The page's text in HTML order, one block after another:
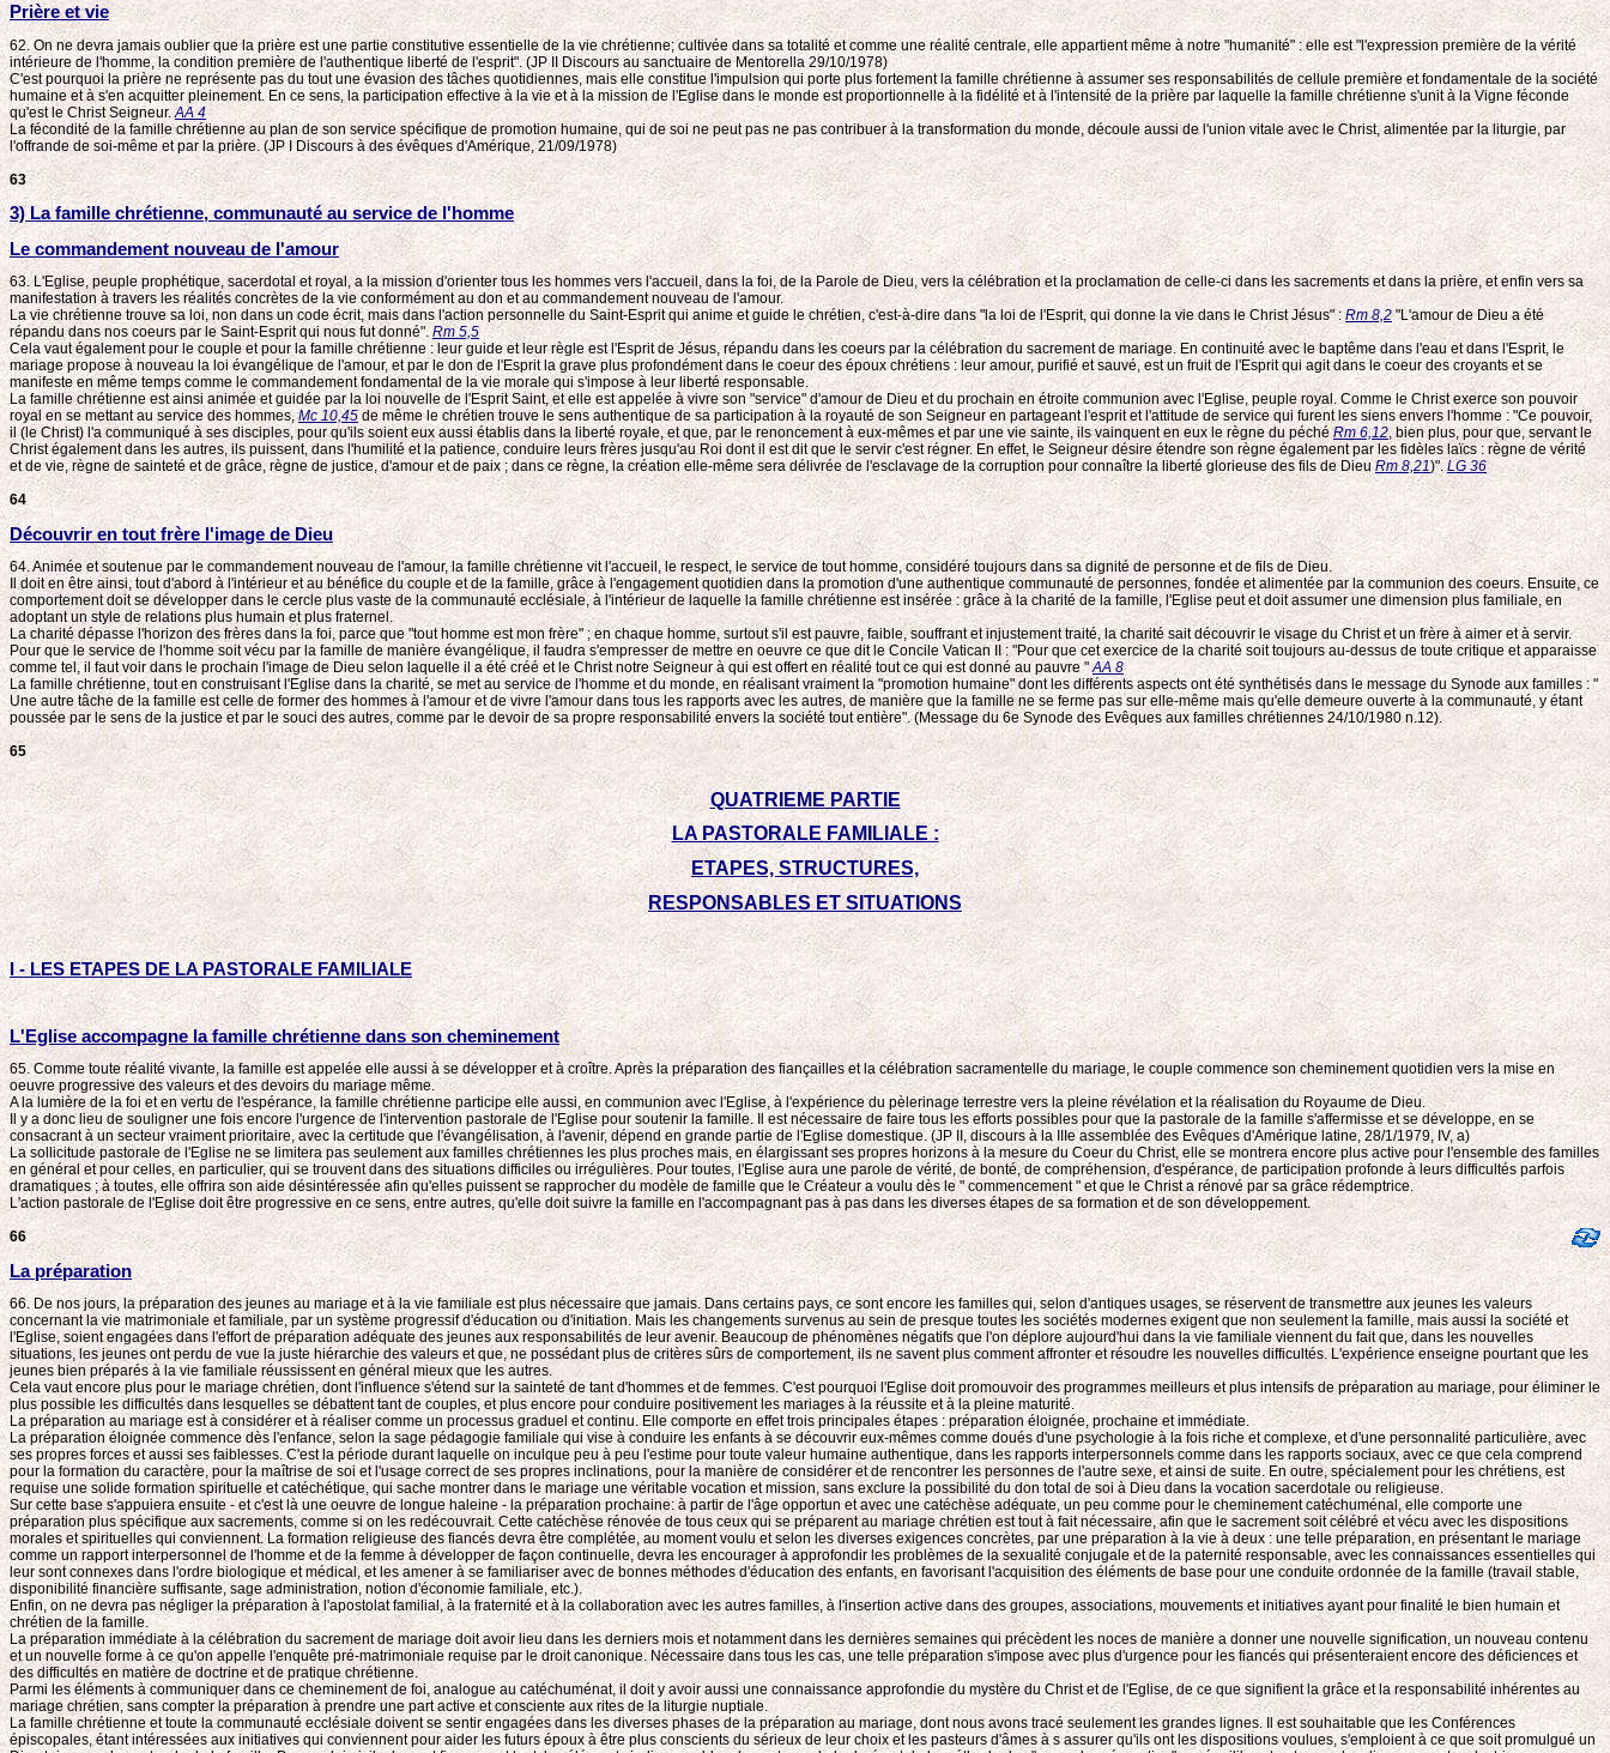
Prière et vie
62. On ne devra jamais oublier que la prière est une partie constitutive essentielle de la vie chrétienne; cultivée dans sa totalité et comme une réalité centrale, elle appartient même à notre "humanité" : elle est "l'expression première de la vérité
intérieure de l'homme, la condition première de l'authentique liberté de l'esprit". (JP II Discours au sanctuaire de Mentorella 29/10/1978)
C'est pourquoi la prière ne représente pas du tout une évasion des tâches quotidiennes, mais elle constitue l'impulsion qui porte plus fortement la famille chrétienne à assumer ses responsabilités de cellule première et fondamentale de la société
humaine et à s'en acquitter pleinement. En ce sens, la participation effective à la vie et à la mission de l'Eglise dans le monde est proportionnelle à la fidélité et à l'intensité de la prière par laquelle la famille chrétienne s'unit à la Vigne féconde
qu'est le Christ Seigneur. AA 4
La fécondité de la famille chrétienne au plan de son service spécifique de promotion humaine, qui de soi ne peut pas ne pas contribuer à la transformation du monde, découle aussi de l'union vitale avec le Christ, alimentée par la liturgie, par
l'offrande de soi-même et par la prière. (JP I Discours à des évêques d'Amérique, 21/09/1978)
63
3) La famille chrétienne, communauté au service de l'homme
Le commandement nouveau de l'amour
63. L'Eglise, peuple prophétique, sacerdotal et royal, a la mission d'orienter tous les hommes vers l'accueil, dans la foi, de la Parole de Dieu, vers la célébration et la proclamation de celle-ci dans les sacrements et dans la prière, et enfin vers sa
manifestation à travers les réalités concrètes de la vie conformément au don et au commandement nouveau de l'amour.
La vie chrétienne trouve sa loi, non dans un code écrit, mais dans l'action personnelle du Saint-Esprit qui anime et guide le chrétien, c'est-à-dire dans "la loi de l'Esprit, qui donne la vie dans le Christ Jésus" :Rm 8,2"L'amour de Dieu a été
répandu dans nos coeurs par le Saint-Esprit qui nous fut donné". Rm 5,5
Cela vaut également pour le couple et pour la famille chrétienne : leur guide et leur règle est l'Esprit de Jésus, répandu dans les coeurs par la célébration du sacrement de mariage. En continuité avec le baptême dans l'eau et dans l'Esprit, le
mariage propose à nouveau la loi évangélique de l'amour, et par le don de l'Esprit la grave plus profondément dans le coeur des époux chrétiens : leur amour, purifié et sauvé, est un fruit de l'Esprit qui agit dans le coeur des croyants et se
manifeste en même temps comme le commandement fondamental de la vie morale qui s'impose à leur liberté responsable.
La famille chrétienne est ainsi animée et guidée par la loi nouvelle de l'Esprit Saint, et elle est appelée à vivre son "service" d'amour de Dieu et du prochain en étroite communion avec l'Eglise, peuple royal. Comme le Christ exerce son pouvoir
royal en se mettant au service des hommes,Mc 10,45 de même le chrétien trouve le sens authentique de sa participation à la royauté de son Seigneur en partageant l'esprit et l'attitude de service qui furent les siens envers l'homme : "Ce pouvoir,
il (le Christ) l'a communiqué à ses disciples, pour qu'ils soient eux aussi établis dans la liberté royale, et que, par le renoncement à eux-mêmes et par une vie sainte, ils vainquent en eux le règne du péchéRm 6,12, bien plus, pour que, servant le
Christ également dans les autres, ils puissent, dans l'humilité et la patience, conduire leurs frères jusqu'au Roi dont il est dit que le servir c'est régner. En effet, le Seigneur désire étendre son règne également par les fidèles laïcs : règne de vérité
et de vie, règne de sainteté et de grâce, règne de justice, d'amour et de paix ; dans ce règne, la création elle-même sera délivrée de l'esclavage de la corruption pour connaître la liberté glorieuse des fils de DieuRm 8,21)". LG 36
64
Découvrir en tout frère l'image de Dieu
64. Animée et soutenue par le commandement nouveau de l'amour, la famille chrétienne vit l'accueil, le respect, le service de tout homme, considéré toujours dans sa dignité de personne et de fils de Dieu.
Il doit en être ainsi, tout d'abord à l'intérieur et au bénéfice du couple et de la famille, grâce à l'engagement quotidien dans la promotion d'une authentique communauté de personnes, fondée et alimentée par la communion des coeurs. Ensuite, ce
comportement doit se développer dans le cercle plus vaste de la communauté ecclésiale, à l'intérieur de laquelle la famille chrétienne est insérée : grâce à la charité de la famille, l'Eglise peut et doit assumer une dimension plus familiale, en
adoptant un style de relations plus humain et plus fraternel.
La charité dépasse l'horizon des frères dans la foi, parce que "tout homme est mon frère" ; en chaque homme, surtout s'il est pauvre, faible, souffrant et injustement traité, la charité sait découvrir le visage du Christ et un frère à aimer et à servir.
Pour que le service de l'homme soit vécu par la famille de manière évangélique, il faudra s'empresser de mettre en oeuvre ce que dit le Concile Vatican II : "Pour que cet exercice de la charité soit toujours au-dessus de toute critique et apparaisse
comme tel, il faut voir dans le prochain l'image de Dieu selon laquelle il a été créé et le Christ notre Seigneur à qui est offert en réalité tout ce qui est donné au pauvre "AA 8
La famille chrétienne, tout en construisant l'Eglise dans la charité, se met au service de l'homme et du monde, en réalisant vraiment la "promotion humaine" dont les différents aspects ont été synthétisés dans le message du Synode aux familles : "
Une autre tâche de la famille est celle de former des hommes à l'amour et de vivre l'amour dans tous les rapports avec les autres, de manière que la famille ne se ferme pas sur elle-même mais qu'elle demeure ouverte à la communauté, y étant
poussée par le sens de la justice et par le souci des autres, comme par le devoir de sa propre responsabilité envers la société tout entière". (Message du 6e Synode des Evêques aux familles chrétiennes 24/10/1980 n.12).
65
QUATRIEME PARTIE
LA PASTORALE FAMILIALE :
ETAPES, STRUCTURES,
RESPONSABLES ET SITUATIONS
I - LES ETAPES DE LA PASTORALE FAMILIALE
L'Eglise accompagne la famille chrétienne dans son cheminement
65. Comme toute réalité vivante, la famille est appelée elle aussi à se développer et à croître. Après la préparation des fiançailles et la célébration sacramentelle du mariage, le couple commence son cheminement quotidien vers la mise en
oeuvre progressive des valeurs et des devoirs du mariage même.
A la lumière de la foi et en vertu de l'espérance, la famille chrétienne participe elle aussi, en communion avec l'Eglise, à l'expérience du pèlerinage terrestre vers la pleine révélation et la réalisation du Royaume de Dieu.
Il y a donc lieu de souligner une fois encore l'urgence de l'intervention pastorale de l'Eglise pour soutenir la famille. Il est nécessaire de faire tous les efforts possibles pour que la pastorale de la famille s'affermisse et se développe, en se
consacrant à un secteur vraiment prioritaire, avec la certitude que l'évangélisation, à l'avenir, dépend en grande partie de l'Eglise domestique. (JP II, discours à la IIIe assemblée des Evêques d'Amérique latine, 28/1/1979, IV, a)
La sollicitude pastorale de l'Eglise ne se limitera pas seulement aux familles chrétiennes les plus proches mais, en élargissant ses propres horizons à la mesure du Coeur du Christ, elle se montrera encore plus active pour l'ensemble des familles
en général et pour celles, en particulier, qui se trouvent dans des situations difficiles ou irrégulières. Pour toutes, l'Eglise aura une parole de vérité, de bonté, de compréhension, d'espérance, de participation profonde à leurs difficultés parfois
dramatiques ; à toutes, elle offrira son aide désintéressée afin qu'elles puissent se rapprocher du modèle de famille que le Créateur a voulu dès le " commencement " et que le Christ a rénové par sa grâce rédemptrice.
L'action pastorale de l'Eglise doit être progressive en ce sens, entre autres, qu'elle doit suivre la famille en l'accompagnant pas à pas dans les diverses étapes de sa formation et de son développement.
66
La préparation
66. De nos jours, la préparation des jeunes au mariage et à la vie familiale est plus nécessaire que jamais. Dans certains pays, ce sont encore les familles qui, selon d'antiques usages, se réservent de transmettre aux jeunes les valeurs
concernant la vie matrimoniale et familiale, par un système progressif d'éducation ou d'initiation. Mais les changements survenus au sein de presque toutes les sociétés modernes exigent que non seulement la famille, mais aussi la société et
l'Eglise, soient engagées dans l'effort de préparation adéquate des jeunes aux responsabilités de leur avenir. Beaucoup de phénomènes négatifs que l'on déplore aujourd'hui dans la vie familiale viennent du fait que, dans les nouvelles
situations, les jeunes ont perdu de vue la juste hiérarchie des valeurs et que, ne possédant plus de critères sûrs de comportement, ils ne savent plus comment affronter et résoudre les nouvelles difficultés. L'expérience enseigne pourtant que les
jeunes bien préparés à la vie familiale réussissent en général mieux que les autres.
Cela vaut encore plus pour le mariage chrétien, dont l'influence s'étend sur la sainteté de tant d'hommes et de femmes. C'est pourquoi l'Eglise doit promouvoir des programmes meilleurs et plus intensifs de préparation au mariage, pour éliminer le
plus possible les difficultés dans lesquelles se débattent tant de couples, et plus encore pour conduire positivement les mariages à la réussite et à la pleine maturité.
La préparation au mariage est à considérer et à réaliser comme un processus graduel et continu. Elle comporte en effet trois principales étapes : préparation éloignée, prochaine et immédiate.
La préparation éloignée commence dès l'enfance, selon la sage pédagogie familiale qui vise à conduire les enfants à se découvrir eux-mêmes comme doués d'une psychologie à la fois riche et complexe, et d'une personnalité particulière, avec
ses propres forces et aussi ses faiblesses. C'est la période durant laquelle on inculque peu à peu l'estime pour toute valeur humaine authentique, dans les rapports interpersonnels comme dans les rapports sociaux, avec ce que cela comprend
pour la formation du caractère, pour la maîtrise de soi et l'usage correct de ses propres inclinations, pour la manière de considérer et de rencontrer les personnes de l'autre sexe, et ainsi de suite. En outre, spécialement pour les chrétiens, est
requise une solide formation spirituelle et catéchétique, qui sache montrer dans le mariage une véritable vocation et mission, sans exclure la possibilité du don total de soi à Dieu dans la vocation sacerdotale ou religieuse.
Sur cette base s'appuiera ensuite - et c'est là une oeuvre de longue haleine - la préparation prochaine: à partir de l'âge opportun et avec une catéchèse adéquate, un peu comme pour le cheminement catéchuménal, elle comporte une
préparation plus spécifique aux sacrements, comme si on les redécouvrait. Cette catéchèse rénovée de tous ceux qui se préparent au mariage chrétien est tout à fait nécessaire, afin que le sacrement soit célébré et vécu avec les dispositions
morales et spirituelles qui conviennent. La formation religieuse des fiancés devra être complétée, au moment voulu et selon les diverses exigences concrètes, par une préparation à la vie à deux : une telle préparation, en présentant le mariage
comme un rapport interpersonnel de l'homme et de la femme à développer de façon continuelle, devra les encourager à approfondir les problèmes de la sexualité conjugale et de la paternité responsable, avec les connaissances essentielles qui
leur sont connexes dans l'ordre biologique et médical, et les amener à se familiariser avec de bonnes méthodes d'éducation des enfants, en favorisant l'acquisition des éléments de base pour une conduite ordonnée de la famille (travail stable,
disponibilité financière suffisante, sage administration, notion d'économie familiale, etc.).
Enfin, on ne devra pas négliger la préparation à l'apostolat familial, à la fraternité et à la collaboration avec les autres familles, à l'insertion active dans des groupes, associations, mouvements et initiatives ayant pour finalité le bien humain et
chrétien de la famille.
La préparation immédiate à la célébration du sacrement de mariage doit avoir lieu dans les derniers mois et notamment dans les dernières semaines qui précèdent les noces de manière a donner une nouvelle signification, un nouveau contenu
et un nouvelle forme à ce qu'on appelle l'enquête pré-matrimoniale requise par le droit canonique. Nécessaire dans tous les cas, une telle préparation s'impose avec plus d'urgence pour les fiancés qui présenteraient encore des déficiences et
des difficultés en matière de doctrine et de pratique chrétienne.
Parmi les éléments à communiquer dans ce cheminement de foi, analogue au catéchuménat, il doit y avoir aussi une connaissance approfondie du mystère du Christ et de l'Eglise, de ce que signifient la grâce et la responsabilité inhérentes au
mariage chrétien, sans compter la préparation à prendre une part active et consciente aux rites de la liturgie nuptiale.
La famille chrétienne et toute la communauté ecclésiale doivent se sentir engagées dans les diverses phases de la préparation au mariage, dont nous avons tracé seulement les grandes lignes. Il est souhaitable que les Conférences
épiscopales, étant intéressées aux initiatives qui conviennent pour aider les futurs époux à être plus conscients du sérieux de leur choix et les pasteurs d'âmes à s assurer qu'ils ont les dispositions voulues, s'emploient à ce que soit promulgué un